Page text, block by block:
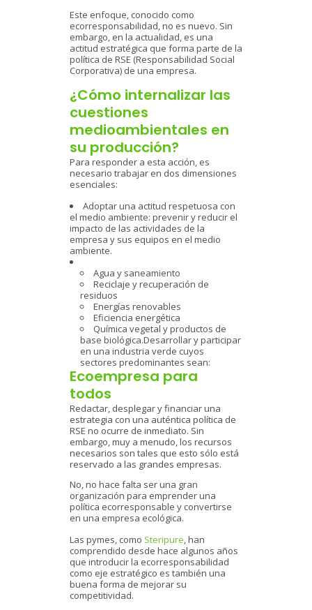
Este enfoque, conocido como
ecorresponsabilidad, no es nuevo. Sin
embargo, en la actualidad, es una
actitud estratégica que forma parte de la
política de RSE (Responsabilidad Social
Corporativa) de una empresa.
¿Cómo internalizar las
cuestiones
medioambientales en
su producción?
Para responder a esta acción, es
necesario trabajar en dos dimensiones
esenciales:
Adoptar una actitud respetuosa con
el medio ambiente: prevenir y reducir el
impacto de las actividades de la
empresa y sus equipos en el medio
ambiente.
Agua y saneamiento
Reciclaje y recuperación de
residuos
Energías renovables
Eficiencia energética
Química vegetal y productos de
base biológica.Desarrollar y participar
en una industria verde cuyos
sectores predominantes sean:
Ecoempresa para
todos
Redactar, desplegar y financiar una
estrategia con una auténtica política de
RSE no ocurre de inmediato. Sin
embargo, muy a menudo, los recursos
necesarios son tales que esto sólo está
reservado a las grandes empresas.
No, no hace falta ser una gran
organización para emprender una
política ecorresponsable y convertirse
en una empresa ecológica.
Las pymes, como Steripure, han
comprendido desde hace algunos años
que introducir la ecorresponsabilidad
como eje estratégico es también una
buena forma de mejorar su
competitividad.